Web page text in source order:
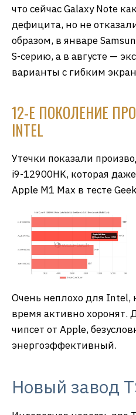
что сейчас Galaxy Note
дефицита, но не
образом, в январе
S-серию, а в августе —
варианты с гибким
12-Е ПОКОЛЕНИЕ
INTEL
Утечки показали
i9-12900HK, которая
Apple M1 Max в тесте
Очень неплохо для Intel,
время активно хоронят.
чипсет от Apple,
энергоэффективный.
Новый завод